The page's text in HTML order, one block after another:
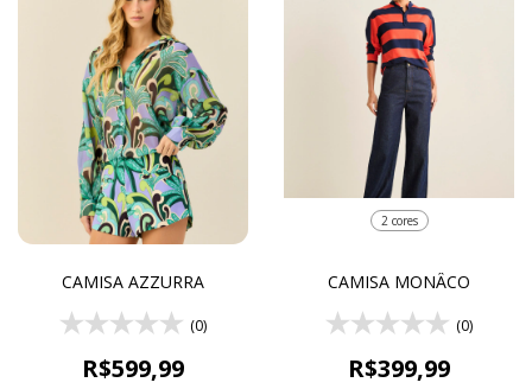
CAMISA AZZURRA
(0)
R$599,99
2 cores
CAMISA MONÂCO
(0)
R$399,99